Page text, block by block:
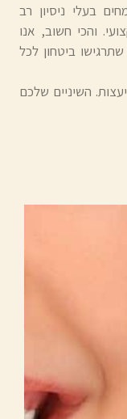
בעלי ניסיון רב
והכי חשוב, אנו
ביטחון לכל
השיניים שלכם